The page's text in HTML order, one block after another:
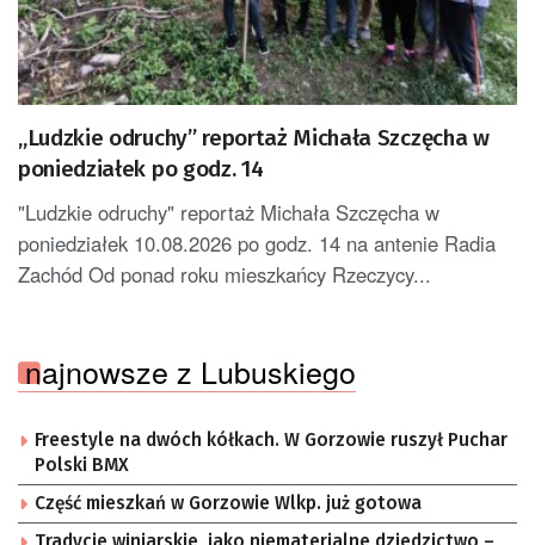
„Ludzkie odruchy” reportaż Michała Szczęcha w
poniedziałek po godz. 14
"Ludzkie odruchy" reportaż Michała Szczęcha w
poniedziałek 10.08.2026 po godz. 14 na antenie Radia
Zachód Od ponad roku mieszkańcy Rzeczycy...
najnowsze z Lubuskiego
Freestyle na dwóch kółkach. W Gorzowie ruszył Puchar
Polski BMX
Część mieszkań w Gorzowie Wlkp. już gotowa